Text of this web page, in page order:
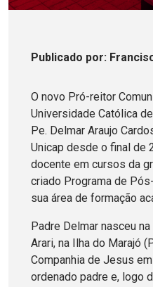
Publicado por:
O novo Pró-reitor
Universidade Católica
Pe. Delmar Araujo
Unicap desde o final de
docente em cursos da
criado Programa de
sua área de formação
Padre Delmar nasceu
Arari, na Ilha do Marajó
Companhia de Jesus
ordenado padre e, logo